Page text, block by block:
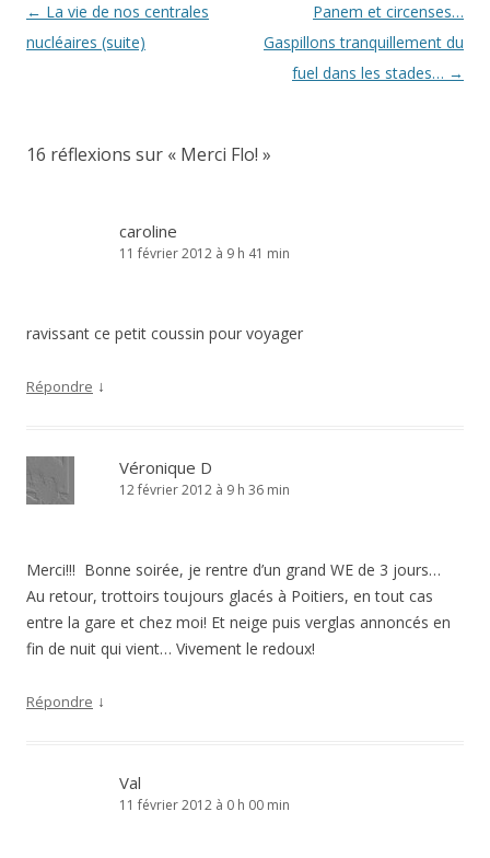
Navigation
des
← La vie de nos centrales
nucléaires (suite)
Panem et circenses…
Gaspillons tranquillement du
fuel dans les stades… →
16 réflexions sur « Merci Flo! »
caroline
11 février 2012 à 9 h 41 min
ravissant ce petit coussin pour voyager
Répondre ↓
Véronique D
12 février 2012 à 9 h 36 min
Merci!!! Bonne soirée, je rentre d’un grand WE de 3 jours…
Au retour, trottoirs toujours glacés à Poitiers, en tout cas
entre la gare et chez moi! Et neige puis verglas annoncés en
fin de nuit qui vient… Vivement le redoux!
Répondre ↓
Val
11 février 2012 à 0 h 00 min